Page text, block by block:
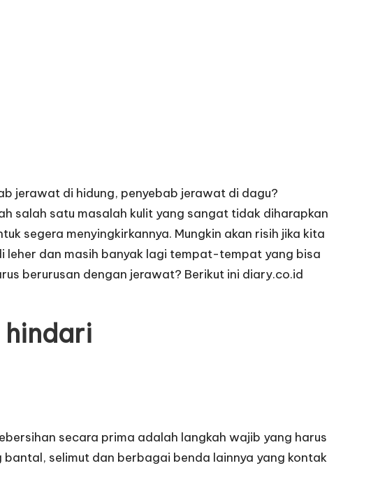
jerawat di hidung, penyebab jerawat di dagu?
salah satu masalah kulit yang sangat tidak diharapkan
segera menyingkirkannya. Mungkin akan risih jika kita
dan masih banyak lagi tempat-tempat yang bisa
berurusan dengan jerawat? Berikut ini diary.co.id
hindari
secara prima adalah langkah wajib yang harus
selimut dan berbagai benda lainnya yang kontak